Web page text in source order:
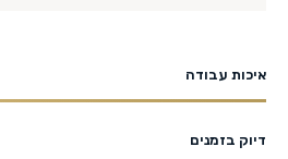
איכות עבודה
דיוק בזמנים